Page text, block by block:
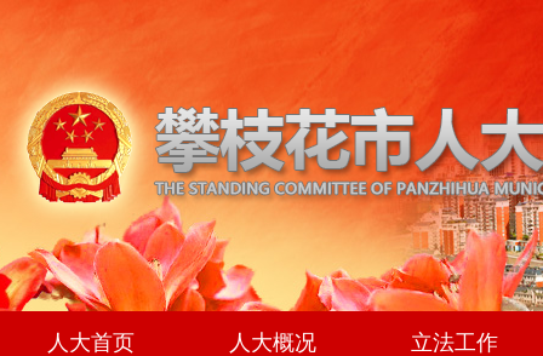
人大首页 人大概况 立法工作